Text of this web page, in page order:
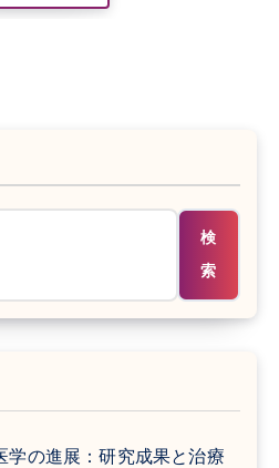
検
索
学の進展：研究成果と治療